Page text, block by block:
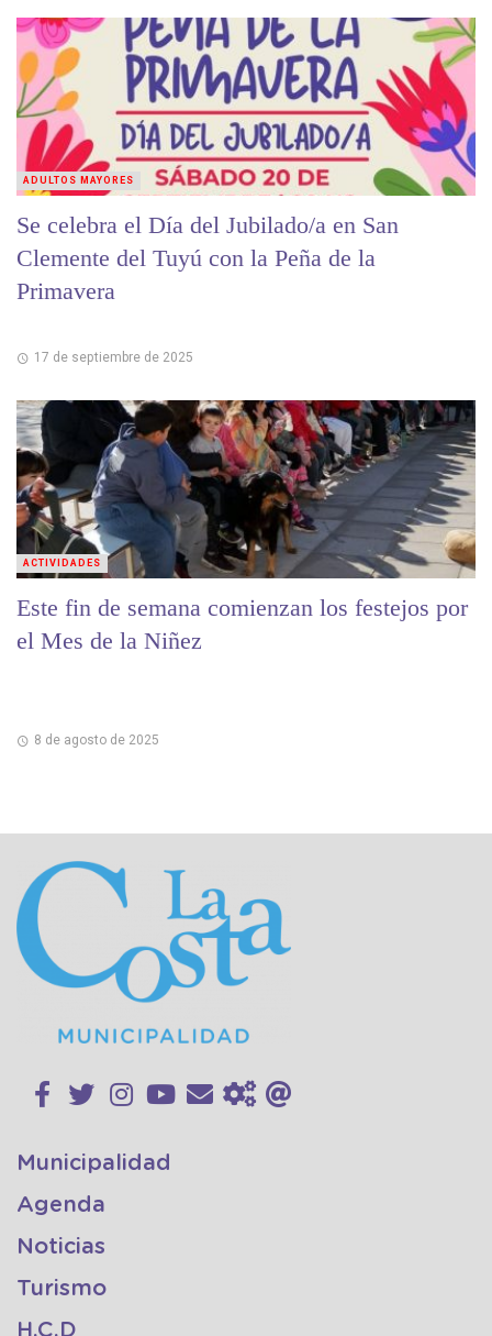
Se celebra el Día del Jubilado/a en San
Clemente del Tuyú con la Peña de la
Primavera
17 de septiembre de 2025
ADULTOS MAYORES
Este fin de semana comienzan los festejos por
el Mes de la Niñez
8 de agosto de 2025
ACTIVIDADES
Municipalidad
Agenda
Noticias
Turismo
H.C.D